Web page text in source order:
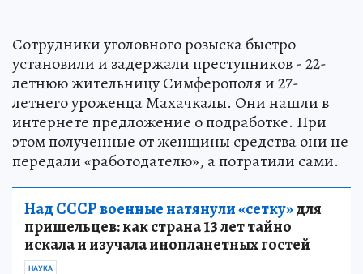
Сотрудники уголовного розыска быстро
установили и задержали преступников - 22-
летнюю жительницу Симферополя и 27-
летнего уроженца Махачкалы. Они нашли в
интернете предложение о подработке. При
этом полученные от женщины средства они не
передали «работодателю», а потратили сами.
Над СССР военные натянули «сетку»для
пришельцев: как страна 13 лет тайно
искала и изучала инопланетных гостей
НАУКА